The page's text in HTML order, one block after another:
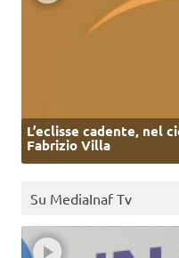
L’eclisse cadente, nel
Fabrizio Villa
Su MediaInaf Tv